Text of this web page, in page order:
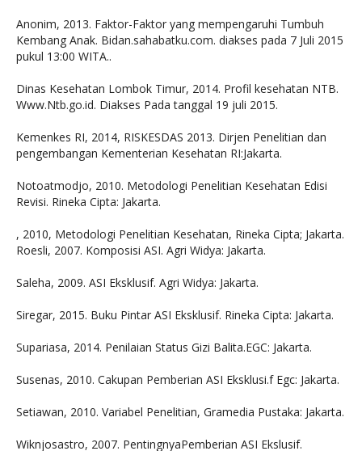
Anonim, 2013. Faktor-Faktor yang mempengaruhi Tumbuh
Kembang Anak. Bidan.sahabatku.com. diakses pada 7 Juli 2015
pukul 13:00 WITA..
Dinas Kesehatan Lombok Timur, 2014. Profil kesehatan NTB.
Www.Ntb.go.id. Diakses Pada tanggal 19 juli 2015.
Kemenkes RI, 2014, RISKESDAS 2013. Dirjen Penelitian dan
pengembangan Kementerian Kesehatan RI:Jakarta.
Notoatmodjo, 2010. Metodologi Penelitian Kesehatan Edisi
Revisi. Rineka Cipta: Jakarta.
, 2010, Metodologi Penelitian Kesehatan, Rineka Cipta; Jakarta.
Roesli, 2007. Komposisi ASI. Agri Widya: Jakarta.
Saleha, 2009. ASI Eksklusif. Agri Widya: Jakarta.
Siregar, 2015. Buku Pintar ASI Eksklusif. Rineka Cipta: Jakarta.
Supariasa, 2014. Penilaian Status Gizi Balita.EGC: Jakarta.
Susenas, 2010. Cakupan Pemberian ASI Eksklusi.f Egc: Jakarta.
Setiawan, 2010. Variabel Penelitian, Gramedia Pustaka: Jakarta.
Wiknjosastro, 2007. PentingnyaPemberian ASI Ekslusif.